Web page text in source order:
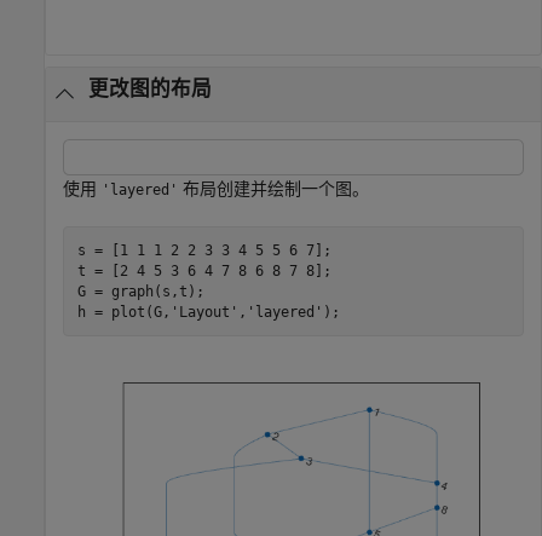
更改图的布局
使用 'layered' 布局创建并绘制一个图。
s = [1 1 1 2 2 3 3 4 5 5 6 7];
t = [2 4 5 3 6 4 7 8 6 8 7 8];
G = graph(s,t);
h = plot(G, 'Layout' , 'layered' );